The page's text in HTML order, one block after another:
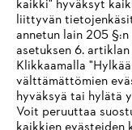
IHR
Sie nutzen einen
eine optimale
einem der
kaikki" hyväksyt
liittyvän
annetun lain 205
asetuksen 6.
Klikkaamalla
välttämättömien
hyväksyä tai hylätä
Voit peruuttaa